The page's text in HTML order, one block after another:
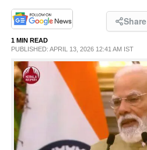
PHOTOS
LIFESTYLE
SPIRITUAL
INFO+
Share
1 MIN READ
PUBLISHED: APRIL 13, 2026 12:41 AM IST